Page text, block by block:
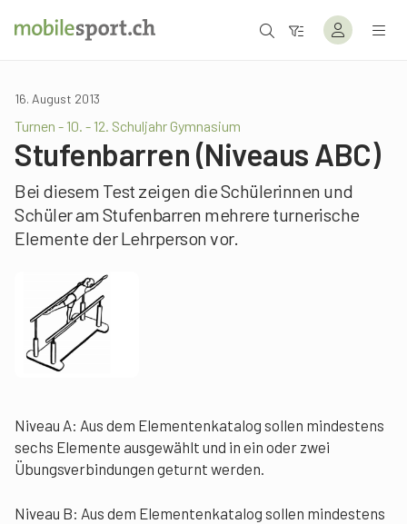
16. August 2013
Turnen - 10. - 12. Schuljahr Gymnasium
Stufenbarren (Niveaus ABC)
Bei diesem Test zeigen die Schülerinnen und
Schüler am Stufenbarren mehrere turnerische
Elemente der Lehrperson vor.
Niveau A: Aus dem Elementenkatalog sollen mindestens
sechs Elemente ausgewählt und in ein oder zwei
Übungsverbindungen geturnt werden.
Niveau B: Aus dem Elementenkatalog sollen mindestens